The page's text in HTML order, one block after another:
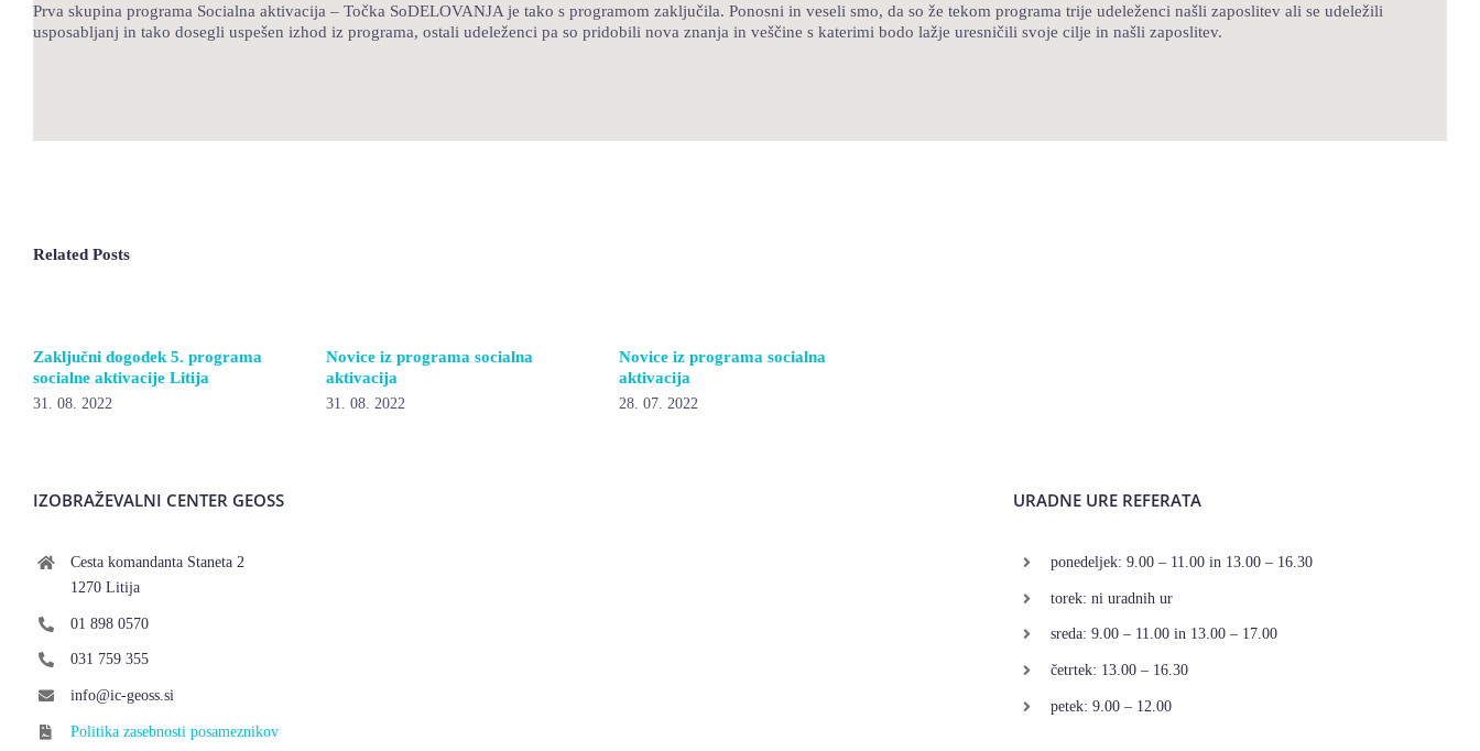
Prva skupina programa Socialna aktivacija – Točka SoDELOVANJA je tako s programom zaključila. Ponosni in veseli smo, da so že tekom programa trije udeleženci našli zaposlitev ali se udeležili
usposabljanj in tako dosegli uspešen izhod iz programa, ostali udeleženci pa so pridobili nova znanja in veščine s katerimi bodo lažje uresničili svoje cilje in našli zaposlitev.
Related Posts
Zaključni dogodek 5. programa
socialne aktivacije Litija
31. 08. 2022
Novice iz programa socialna
aktivacija
31. 08. 2022
Novice iz programa socialna
aktivacija
28. 07. 2022
IZOBRAŽEVALNI CENTER GEOSS
Cesta komandanta Staneta 2
1270 Litija
01 898 0570
031 759 355
info@ic-geoss.si
Politika zasebnosti posameznikov
URADNE URE REFERATA
ponedeljek: 9.00 – 11.00 in 13.00 – 16.30
torek: ni uradnih ur
sreda: 9.00 – 11.00 in 13.00 – 17.00
četrtek: 13.00 – 16.30
petek: 9.00 – 12.00